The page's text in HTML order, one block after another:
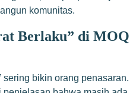
komunitas.
Berlaku” di MOQ
sering bikin orang penasaran.